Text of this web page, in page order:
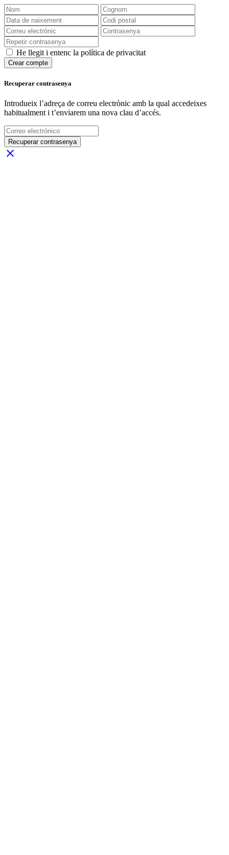
He llegit i entenc la política de privacitat
Crear compte
Recuperar contrasenya
Introdueix l’adreça de correu electrònic amb la qual accedeixes
habitualment i t’enviarem una nova clau d’accés.
Recuperar contrasenya
close